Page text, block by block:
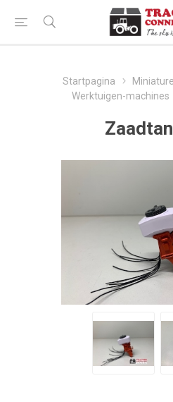
Startpagina
Werktuigen-machines